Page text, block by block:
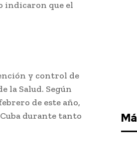
indicaron que el
y control de
la Salud. Según
de este año,
durante tanto